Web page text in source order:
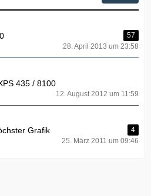
57
28. April 2013 um 23:58
435 / 8100
12. August 2012 um 11:59
Grafik
4
25. März 2011 um 09:46